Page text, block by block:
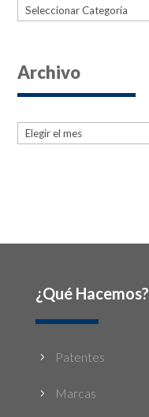
Categorías
Archivo
Archives
¿Qué Hacemos?
5 Patentes
5 Marcas